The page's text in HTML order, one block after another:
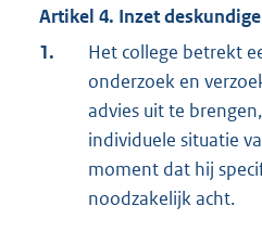
Artikel 4. Inzet deskundige
1.
Het college betrekt
onderzoek en
advies uit te
individuele situatie
moment dat hij
noodzakelijk acht.